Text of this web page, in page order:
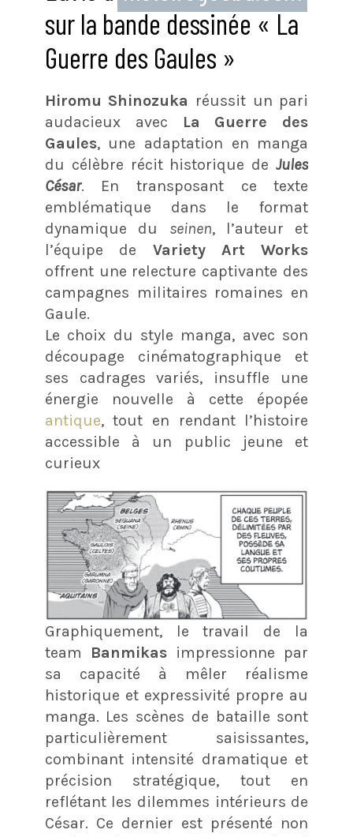
sur la bande dessinée « La
Guerre des Gaules »
Hiromu Shinozuka réussit un pari
audacieux avec
La Guerre des
Gaules, une adaptation en manga
du célèbre récit historique deJules
César. En transposant ce texte
emblématique dans le format
dynamique du seinen, l’auteur et
l’équipe de Variety Art Works
offrent une relecture captivante des
campagnes militaires romaines en
Gaule.
Le choix du style manga, avec son
découpage cinématographique et
ses cadrages variés, insuffle une
énergie nouvelle à cette épopée
antique, tout en rendant l’histoire
accessible à un public jeune et
curieux
Graphiquement, le travail de la
team Banmikas impressionne par
sa capacité à mêler réalisme
historique et expressivité propre au
manga. Les scènes de bataille sont
particulièrement saisissantes,
combinant intensité dramatique et
précision stratégique, tout en
reflétant les dilemmes intérieurs de
César. Ce dernier est présenté non